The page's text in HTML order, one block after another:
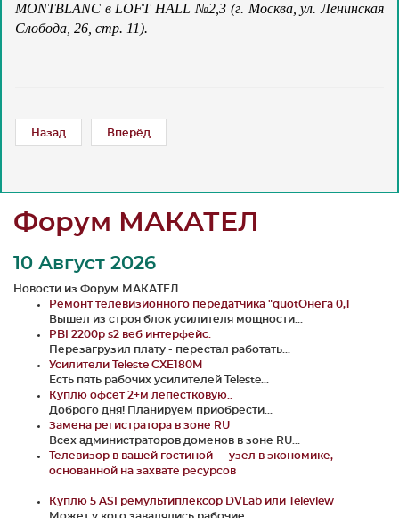
MONTBLANC в LOFT HALL №2,3 (г. Москва, ул. Ленинская
Слобода, 26, стр. 11).
Назад Вперёд
Форум МАКАТЕЛ
10 Август 2026
Новости из Форум МАКАТЕЛ
Ремонт телевизионного передатчика "quotОнега 0,1
Вышел из строя блок усилителя мощности...
PBI 2200p s2 веб интерфейс.
Перезагрузил плату - перестал работать...
Усилители Teleste CXE180M
Есть пять рабочих усилителей Teleste...
Куплю офсет 2+м лепестковую..
Доброго дня! Планируем приобрести...
Замена регистратора в зоне RU
Всех администраторов доменов в зоне RU...
Телевизор в вашей гостиной — узел в экономике,
основанной на захвате ресурсов
Куплю 5 ASI ремультиплексор DVLab или Teleview